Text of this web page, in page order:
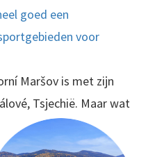
goed een
voor
Maršov is met zijn
Tsjechië. Maar wat